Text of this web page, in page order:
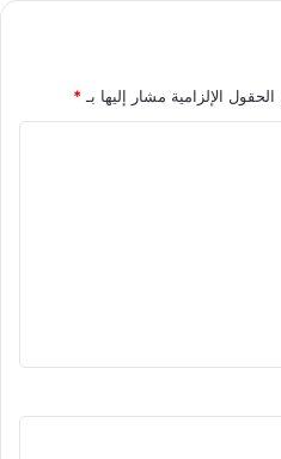
الحقول الإلزامية مشار إليها بـ *